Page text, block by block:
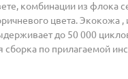
комбинации из флока
цвета.
до 50 000
по прилагаемой